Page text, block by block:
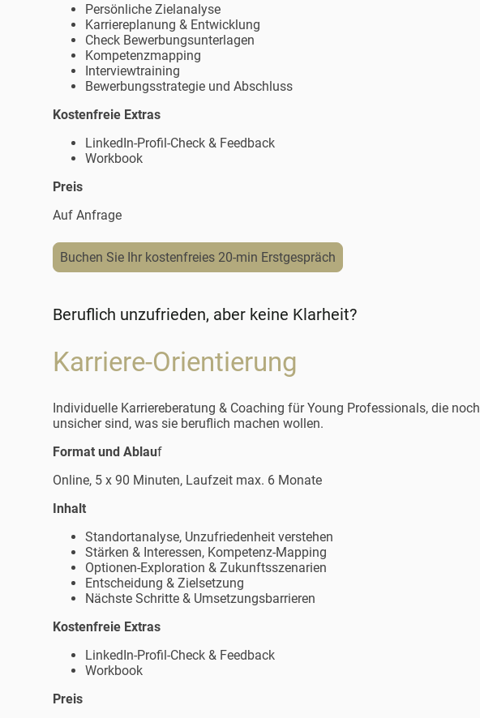
Persönliche Zielanalyse
Karriereplanung & Entwicklung
Check Bewerbungsunterlagen
Kompetenzmapping
Interviewtraining
Bewerbungsstrategie und Abschluss
Kostenfreie Extras
LinkedIn-Profil-Check & Feedback
Workbook
Preis
Auf Anfrage
Buchen Sie Ihr kostenfreies 20-min Erstgespräch
Beruflich unzufrieden, aber keine Klarheit?
Karriere-Orientierung
Individuelle Karriereberatung & Coaching für Young Professionals, die noch
unsicher sind, was sie beruflich machen wollen.
Format und Ablauf
Online, 5 x 90 Minuten, Laufzeit max. 6 Monate
Inhalt
Standortanalyse, Unzufriedenheit verstehen
Stärken & Interessen, Kompetenz-Mapping
Optionen-Exploration & Zukunftsszenarien
Entscheidung & Zielsetzung
Nächste Schritte & Umsetzungsbarrieren
Kostenfreie Extras
LinkedIn-Profil-Check & Feedback
Workbook
Preis